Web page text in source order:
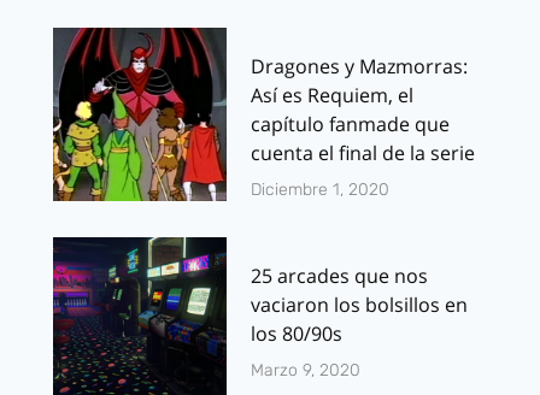
Dragones y Mazmorras:
Así es Requiem, el
capítulo fanmade que
cuenta el final de la serie
Diciembre 1, 2020
25 arcades que nos
vaciaron los bolsillos en
los 80/90s
Marzo 9, 2020